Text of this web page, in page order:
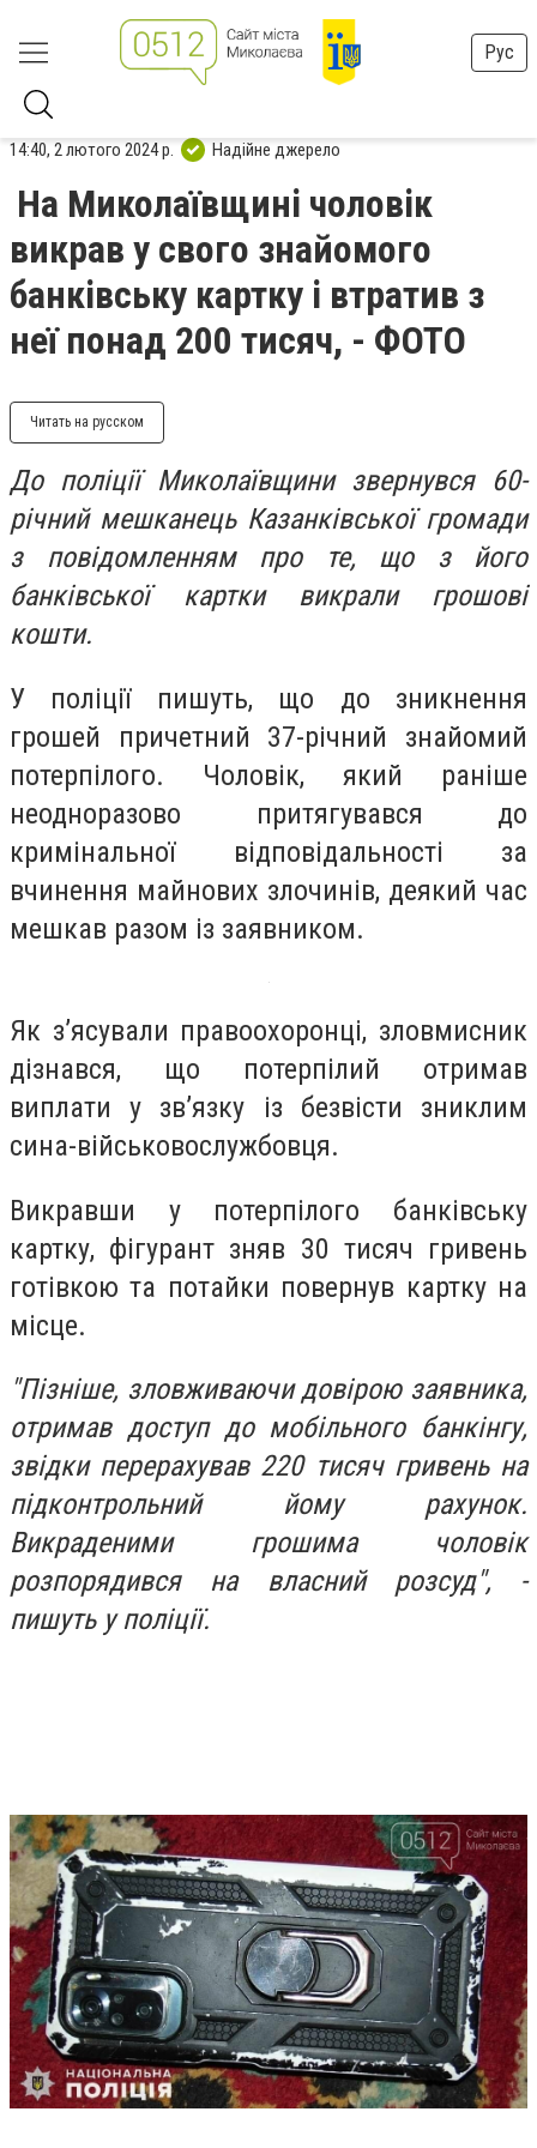
Рус
14:40, 2 лютого 2024 р. Надійне джерело
На Миколаївщині чоловік
викрав у свого знайомого
банківську картку і втратив з
неї понад 200 тисяч, - ФОТО
Читать на русском
До поліції Миколаївщини звернувся 60-
річний мешканець Казанківської громади
з повідомленням про те, що з його
банківської картки викрали грошові
кошти.
У поліції пишуть, що до зникнення
грошей причетний 37-річний знайомий
потерпілого. Чоловік, який раніше
неодноразово притягувався до
кримінальної відповідальності за
вчинення майнових злочинів, деякий час
мешкав разом із заявником.
Як з’ясували правоохоронці, зловмисник
дізнався, що потерпілий отримав
виплати у зв’язку із безвісти зниклим
сина-військовослужбовця.
Викравши у потерпілого банківську
картку, фігурант зняв 30 тисяч гривень
готівкою та потайки повернув картку на
місце.
"Пізніше, зловживаючи довірою заявника,
отримав доступ до мобільного банкінгу,
звідки перерахував 220 тисяч гривень на
підконтрольний йому рахунок.
Викраденими грошима чоловік
розпорядився на власний розсуд", -
пишуть у поліції.